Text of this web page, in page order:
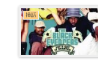
挿話